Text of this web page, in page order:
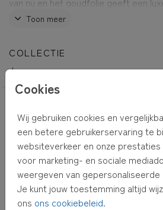
Cookies
Wij gebruiken cookies en
een betere gebruikerservaring te
websiteverkeer en onze prestaties
voor marketing- en sociale
weergeven van
Je kunt jouw toestemming altijd
ons ons cookiebeleid.
lieve geboortekaartje
Toon meer
COLLECTIE
Jongen